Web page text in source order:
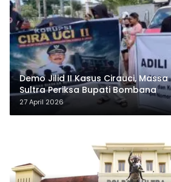
Demo Jilid II Kasus Cirauci,
Sultra Periksa Bupati Bombana
27 April 2026